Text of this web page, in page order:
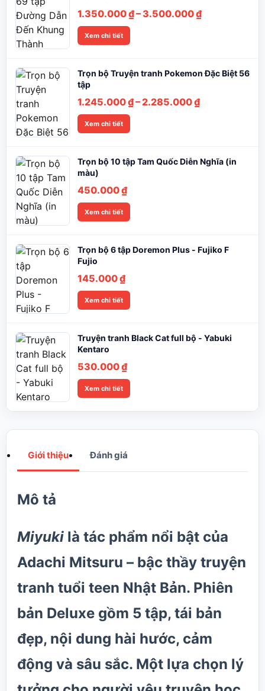
1.350.000₫– 3.500.000₫Khoảng
đến
Xem chi tiết
Trọn bộ Truyện tranh Pokemon Đặc Biệt 56
tập
1.245.000₫–2.285.000₫Khoảng
đến
Xem chi tiết
Trọn bộ 10 tập Tam Quốc Diễn Nghĩa (in
màu)
450.000₫
Xem chi tiết
Trọn bộ 6 tập Doremon Plus - Fujiko F
Fujio
145.000₫
Xem chi tiết
Truyện tranh Black Cat full bộ - Yabuki
Kentaro
530.000₫
Xem chi tiết
Giới thiệu Đánh giá
Mô tả
Miyuki là tác phẩm nổi bật của
Adachi Mitsuru – bậc thầy truyện
tranh tuổi teen Nhật Bản. Phiên
bản Deluxe gồm 5 tập, tái bản
đẹp, nội dung hài hước, cảm
động và sâu sắc. Một lựa chọn lý